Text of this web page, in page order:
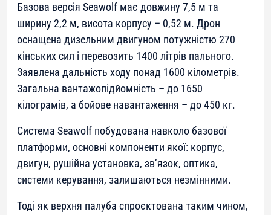
Базова версія Seawolf має довжину 7,5 м та
ширину 2,2 м, висота корпусу – 0,52 м. Дрон
оснащена дизельним двигуном потужністю 270
кінських сил і перевозить 1400 літрів пального.
Заявлена дальність ходу понад 1600 кілометрів.
Загальна вантажопідйомність – до 1650
кілограмів, а бойове навантаження – до 450 кг.
Система Seawolf побудована навколо базової
платформи, основні компоненти якої: корпус,
двигун, рушійна установка, зв’язок, оптика,
системи керування, залишаються незмінними.
Тоді як верхня палуба спроєктована таким чином,